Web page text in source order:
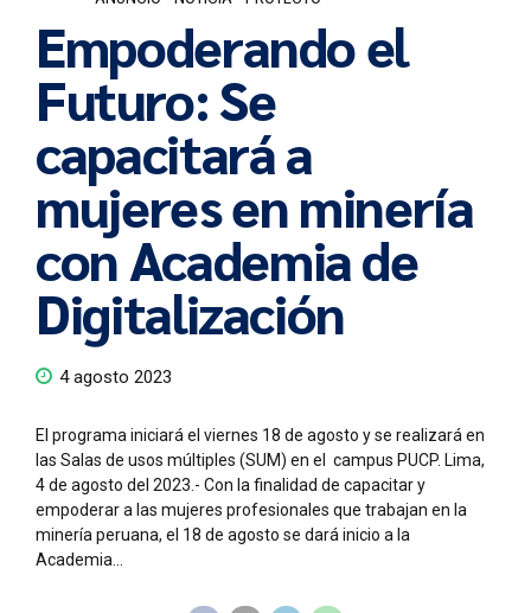
Empoderando el
Futuro: Se
capacitará a
mujeres en minería
con Academia de
Digitalización
4 agosto 2023
El programa iniciará el viernes 18 de agosto y se realizará en
las Salas de usos múltiples (SUM) en el campus PUCP. Lima,
4 de agosto del 2023.- Con la finalidad de capacitar y
empoderar a las mujeres profesionales que trabajan en la
minería peruana, el 18 de agosto se dará inicio a la
Academia...